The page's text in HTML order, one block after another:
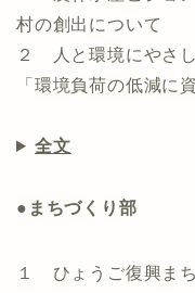
村の創出について
２ 人と環境にやさ
「環境負荷の低減に
全文
●まちづくり部
１ ひょうご復興ま